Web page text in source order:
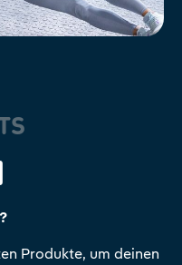
Produkte, um deinen